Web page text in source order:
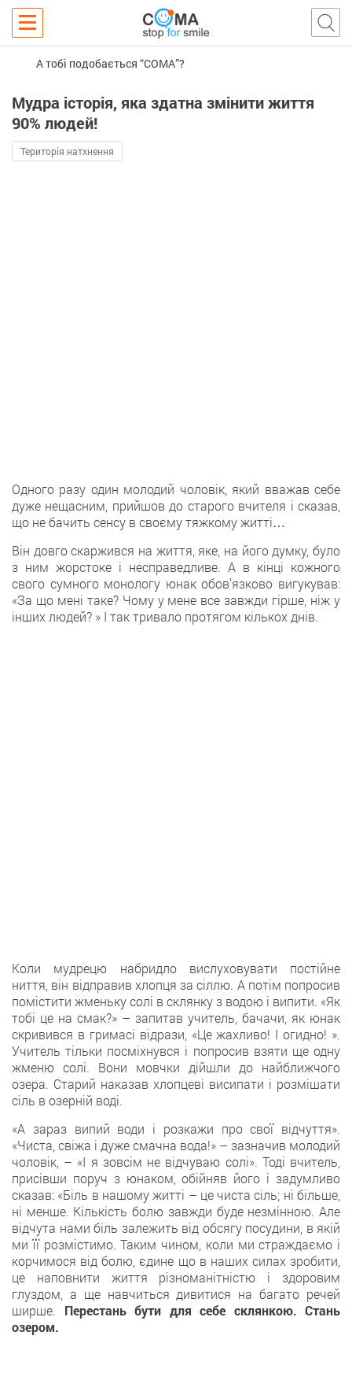
А тобі подобається “COMA”?
Мудра історія, яка здатна змінити життя
90% людей!
Територія натхнення
Одного разу один молодий чоловік, який вважав себе
дуже нещасним, прийшов до старого вчителя і сказав,
що не бачить сенсу в своєму тяжкому житті…
Він довго скаржився на життя, яке, на його думку, було
з ним жорстоке і несправедливе. А в кінці кожного
свого сумного монологу юнак обов’язково вигукував:
«За що мені таке? Чому у мене все завжди гірше, ніж у
інших людей? » І так тривало протягом кількох днів.
Коли мудрецю набридло вислуховувати постійне
ниття, він відправив хлопця за сіллю. А потім попросив
помістити жменьку солі в склянку з водою і випити. «Як
тобі це на смак?» – запитав учитель, бачачи, як юнак
скривився в гримасі відрази, «Це жахливо! І огидно! ».
Учитель тільки посміхнувся і попросив взяти ще одну
жменю солі. Вони мовчки дійшли до найближчого
озера. Старий наказав хлопцеві висипати і розмішати
сіль в озерній воді.
«А зараз випий води і розкажи про свої відчуття».
«Чиста, свіжа і дуже смачна вода!» – зазначив молодий
чоловік, – «І я зовсім не відчуваю солі». Тоді вчитель,
присівши поруч з юнаком, обійняв його і задумливо
сказав: «Біль в нашому житті – це чиста сіль; ні більше,
ні менше. Кількість болю завжди буде незмінною. Але
відчута нами біль залежить від обсягу посудини, в якій
ми її розмістимо. Таким чином, коли ми страждаємо і
корчимося від болю, єдине що в наших силах зробити,
це наповнити життя різноманітністю і здоровим
глуздом, а ще навчиться дивитися на багато речей
ширше. Перестань бути для себе склянкою. Стань
озером.